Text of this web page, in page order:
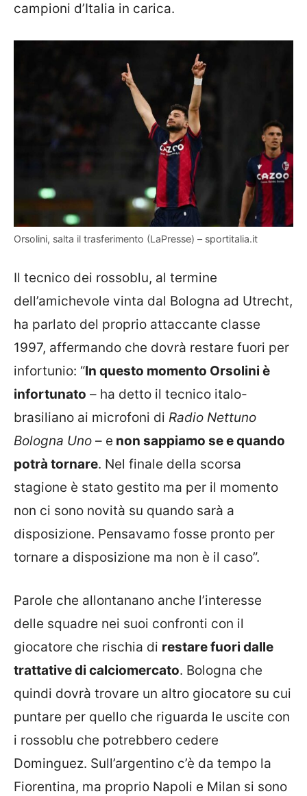
campioni d’Italia in carica.
Orsolini, salta il trasferimento (LaPresse) – sportitalia.it
Il tecnico dei rossoblu, al termine
dell’amichevole vinta dal Bologna ad Utrecht,
ha parlato del proprio attaccante classe
1997, affermando che dovrà restare fuori per
infortunio: “In questo momento Orsolini è
infortunato – ha detto il tecnico italo-
brasiliano ai microfoni di Radio Nettuno
Bologna Uno – e non sappiamo se e quando
potrà tornare. Nel finale della scorsa
stagione è stato gestito ma per il momento
non ci sono novità su quando sarà a
disposizione. Pensavamo fosse pronto per
tornare a disposizione ma non è il caso”.
Parole che allontanano anche l’interesse
delle squadre nei suoi confronti con il
giocatore che rischia di restare fuori dalle
trattative di calciomercato. Bologna che
quindi dovrà trovare un altro giocatore su cui
puntare per quello che riguarda le uscite con
i rossoblu che potrebbero cedere
Dominguez. Sull’argentino c’è da tempo la
Fiorentina, ma proprio Napoli e Milan si sono